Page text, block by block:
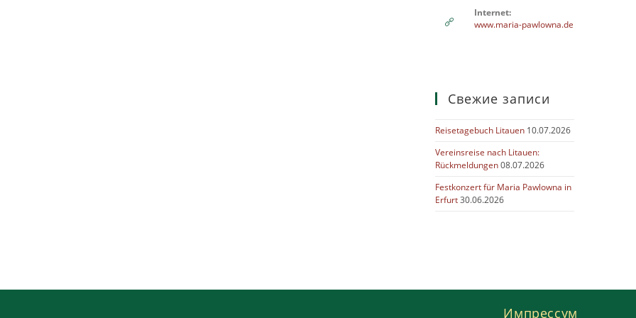
Internet:
www.maria-pawlowna.de
Свежие записи
Reisetagebuch Litauen 10.07.2026
Vereinsreise nach Litauen:
Rückmeldungen08.07.2026
Festkonzert für Maria Pawlowna in
Erfurt30.06.2026
Импрессум